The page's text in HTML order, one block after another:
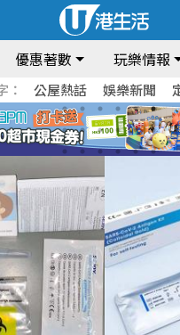
優惠著數 玩樂情報
： 公屋熱話 娛樂新聞